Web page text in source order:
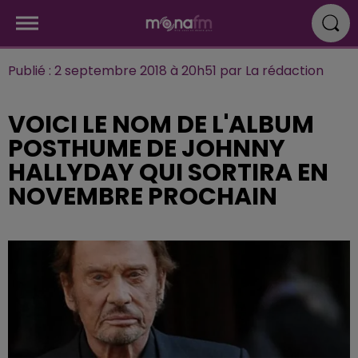
Publié : 2 septembre 2018 à 20h51 par La rédaction
VOICI LE NOM DE L'ALBUM
POSTHUME DE JOHNNY
HALLYDAY QUI SORTIRA EN
NOVEMBRE PROCHAIN